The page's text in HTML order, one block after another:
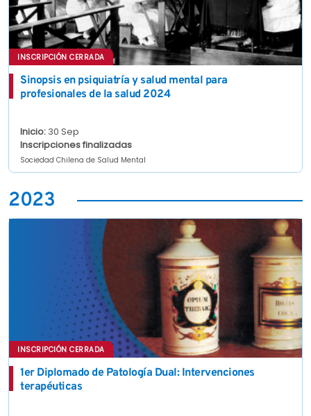
INSCRIPCIÓN CERRADA
Sinopsis en psiquiatría y salud mental para
profesionales de la salud 2024
Inicio: 30 Sep
Inscripciones finalizadas
Sociedad Chilena de Salud Mental
2023
INSCRIPCIÓN CERRADA
1er Diplomado de Patología Dual: Intervenciones
terapéuticas